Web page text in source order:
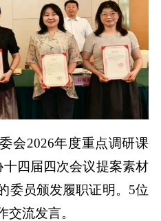
会2026年度重点调研课
四届四次会议提案素材
委员颁发履职证明。5位
交流发言。